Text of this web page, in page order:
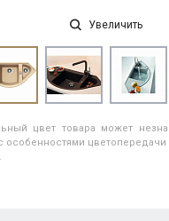
Увеличить
цвет товара может
особенностями